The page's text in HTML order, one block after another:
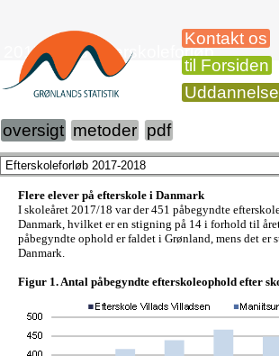
Kontakt os
til Forsiden
Uddannelse
2017-2018 Efterskoleforløb
oversigt metoder pdf